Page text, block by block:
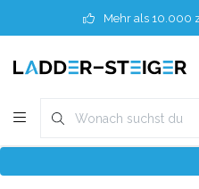
Mehr als 10.000